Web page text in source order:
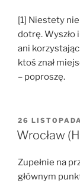
[1] Niestety
dotrę. Wyszło
ani
ktoś znał
– poproszę.
W
26
Wrocław
Zupełnie na
głównym